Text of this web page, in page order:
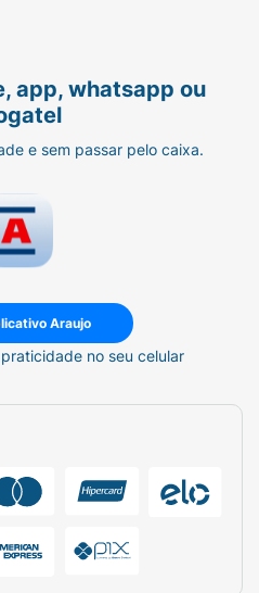
app, whatsapp ou
e sem passar pelo caixa.
Araujo
no seu celular